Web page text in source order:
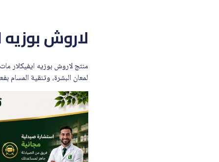
لاروش بوزيه
لمعان البشرة، وتنقية المسام